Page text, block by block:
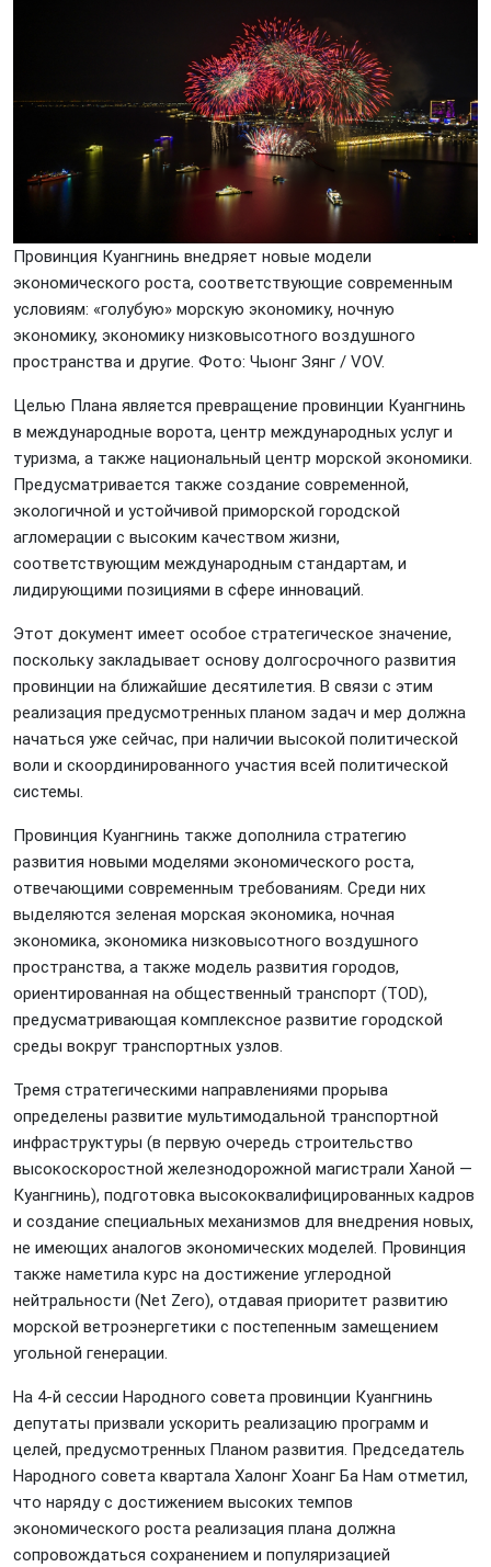
Провинция Куангнинь внедряет новые модели
экономического роста, соответствующие современным
условиям: «голубую» морскую экономику, ночную
экономику, экономику низковысотного воздушного
пространства и другие. Фото: Чыонг Зянг / VOV.
Целью Плана является превращение провинции Куангнинь
в международные ворота, центр международных услуг и
туризма, а также национальный центр морской экономики.
Предусматривается также создание современной,
экологичной и устойчивой приморской городской
агломерации с высоким качеством жизни,
соответствующим международным стандартам, и
лидирующими позициями в сфере инноваций.
Этот документ имеет особое стратегическое значение,
поскольку закладывает основу долгосрочного развития
провинции на ближайшие десятилетия. В связи с этим
реализация предусмотренных планом задач и мер должна
начаться уже сейчас, при наличии высокой политической
воли и скоординированного участия всей политической
системы.
Провинция Куангнинь также дополнила стратегию
развития новыми моделями экономического роста,
отвечающими современным требованиям. Среди них
выделяются зеленая морская экономика, ночная
экономика, экономика низковысотного воздушного
пространства, а также модель развития городов,
ориентированная на общественный транспорт (TOD),
предусматривающая комплексное развитие городской
среды вокруг транспортных узлов.
Тремя стратегическими направлениями прорыва
определены развитие мультимодальной транспортной
инфраструктуры (в первую очередь строительство
высокоскоростной железнодорожной магистрали Ханой —
Куангнинь), подготовка высококвалифицированных кадров
и создание специальных механизмов для внедрения новых,
не имеющих аналогов экономических моделей. Провинция
также наметила курс на достижение углеродной
нейтральности (Net Zero), отдавая приоритет развитию
морской ветроэнергетики с постепенным замещением
угольной генерации.
На 4-й сессии Народного совета провинции Куангнинь
депутаты призвали ускорить реализацию программ и
целей, предусмотренных Планом развития. Председатель
Народного совета квартала Халонг Хоанг Ба Нам отметил,
что наряду с достижением высоких темпов
экономического роста реализация плана должна
сопровождаться сохранением и популяризацией